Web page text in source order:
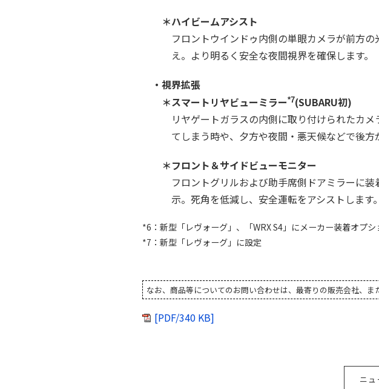
＊ハイビームアシスト
フロントウインドゥ内側の単眼カメラが前方
え。より明るく安全な夜間視界を確保します。
・視界拡張
＊スマートリヤビューミラー*7(SUBARU初)
リヤゲートガラスの内側に取り付けられたカ
てしまう時や、夕方や夜間・悪天候などで後
＊フロント＆サイドビューモニター
フロントグリルおよび助手席側ドアミラーに
示。死角を低減し、安全運転をアシストします。
*6：新型「レヴォーグ」、「WRX S4」にメーカー装着オプシ
*7：新型「レヴォーグ」に設定
なお、商品等についてのお問い合わせは、最寄りの販売会社、ま
[PDF/340 KB]
ニ